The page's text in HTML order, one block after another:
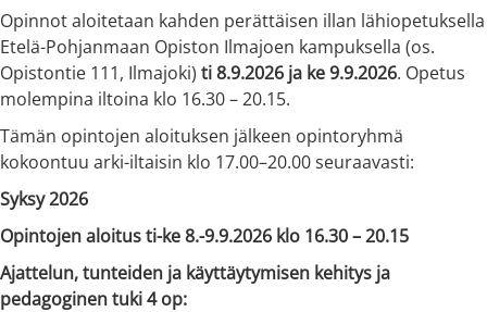
Opinnot aloitetaan kahden perättäisen illan lähiopetuksella
Etelä-Pohjanmaan Opiston Ilmajoen kampuksella (os.
Opistontie 111, Ilmajoki) ti 8.9.2026 ja ke 9.9.2026. Opetus
molempina iltoina klo 16.30 – 20.15.
Tämän opintojen aloituksen jälkeen opintoryhmä
kokoontuu arki-iltaisin klo 17.00–20.00 seuraavasti:
Syksy 2026
Opintojen aloitus ti-ke 8.-9.9.2026 klo 16.30 – 20.15
Ajattelun, tunteiden ja käyttäytymisen kehitys ja
pedagoginen tuki 4 op: